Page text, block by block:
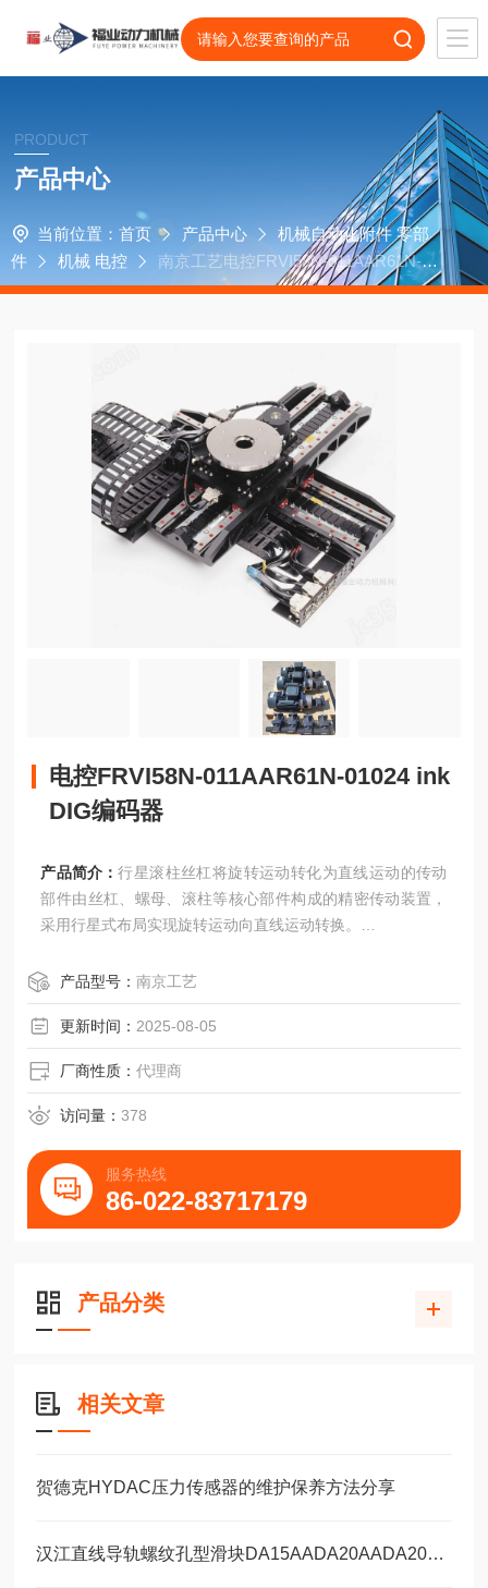
PRODUCT
产品中心
当前位置： 首页 产品中心
机械自动化附件 零部
件
机械 电控
南京工艺电控FRVI58N-011AAR61N-01
024 inkDIG编码器
电控FRVI58N-011AAR61N-01024 ink
DIG编码器
产品简介：行星滚柱丝杠将旋转运动转化为直线运动的传动
部件由丝杠、螺母、滚柱等核心部件构成的精密传动装置，
采用行星式布局实现旋转运动向直线运动转换。
产品型号：南京工艺
更新时间： 2025-08-05
厂商性质：代理商
访问量：378
服务热线
86-022-83717179
产品分类
相关文章
贺德克HYDAC压力传感器的维护保养方法分享
汉江直线导轨螺纹孔型滑块DA15AADA20AADA20AAL